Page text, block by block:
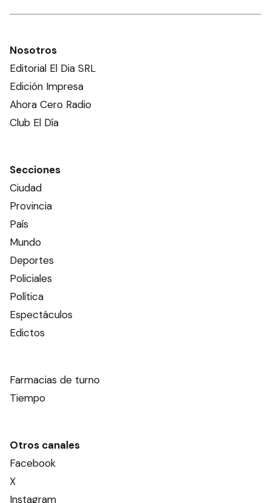
Nosotros
Editorial El Dia SRL
Edición Impresa
Ahora Cero Radio
Club El Día
Secciones
Ciudad
Provincia
País
Mundo
Deportes
Policiales
Política
Espectáculos
Edictos
Farmacias de turno
Tiempo
Otros canales
Facebook
X
Instagram